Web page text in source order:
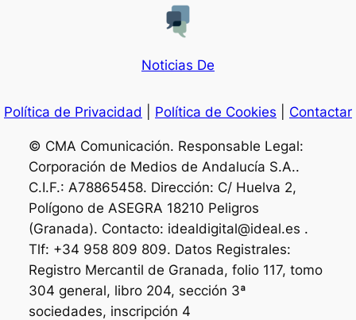
Noticias De
Política de Privacidad Política de Cookies Contactar
© CMA Comunicación. Responsable Legal:
Corporación de Medios de Andalucía S.A..
C.I.F.: A78865458. Dirección: C/ Huelva 2,
Polígono de ASEGRA 18210 Peligros
(Granada). Contacto: idealdigital@ideal.es .
Tlf: +34 958 809 809. Datos Registrales:
Registro Mercantil de Granada, folio 117, tomo
304 general, libro 204, sección 3ª
sociedades, inscripción 4